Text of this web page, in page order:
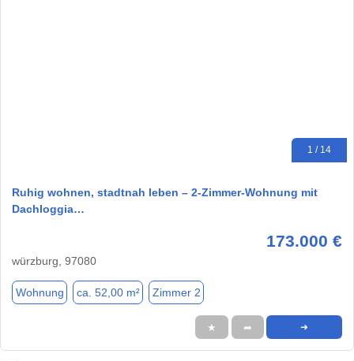
1 / 14
Ruhig wohnen, stadtnah leben – 2-Zimmer-Wohnung mit
Dachloggia…
173.000 €
würzburg, 97080
Wohnung ca. 52,00 m² Zimmer 2
★ ➦ ➜